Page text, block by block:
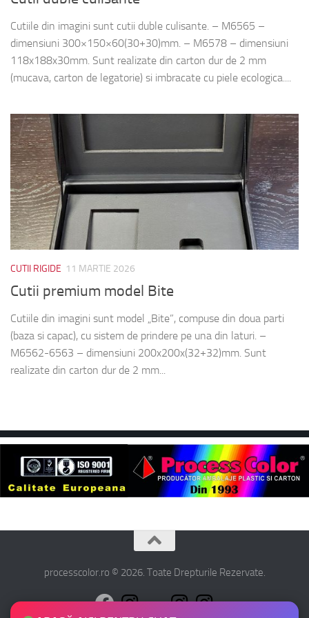
Cutiile din imagini sunt cutii duble culisante. – M6565 –
dimensiuni 300×150×60(30+30)mm. – M6578 – dimensiuni
118x188x30mm. Sunt realizate din carton dur de 2 mm
(mucava, carton de legatorie) si imbracate cu piele ecologica....
CUTII RIGIDE 11 MARTIE 2026
Cutii premium model Bite
Cutiile din imagini sunt model „Bite”, compuse din doua parti
(baza si capac), cu sistem de prindere pe una din laturi. –
M6562-6563 – dimensiuni 200x200x(32+32)mm. Sunt
realizate din carton dur de 2 mm...
processcolor.ro © 2026. Toate Drepturile Rezervate.